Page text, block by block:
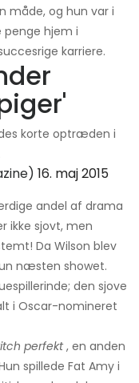
måde, og hun var i
penge hjem i
karriere.
korte optræden i
16. maj 2015
andel af drama
ikke sjovt, men
Da Wilson blev
næsten showet.
den sjove
i Oscar-nomineret
perfekt, en anden
spillede Fat Amy i